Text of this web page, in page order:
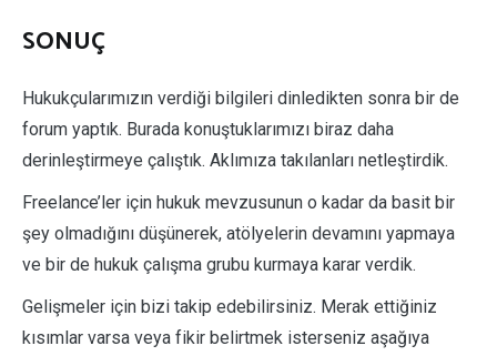
SONUÇ
Hukukçularımızın verdiği bilgileri dinledikten sonra bir de
forum yaptık. Burada konuştuklarımızı biraz daha
derinleştirmeye çalıştık. Aklımıza takılanları netleştirdik.
Freelance’ler için hukuk mevzusunun o kadar da basit bir
şey olmadığını düşünerek, atölyelerin devamını yapmaya
ve bir de hukuk çalışma grubu kurmaya karar verdik.
Gelişmeler için bizi takip edebilirsiniz. Merak ettiğiniz
kısımlar varsa veya fikir belirtmek isterseniz aşağıya